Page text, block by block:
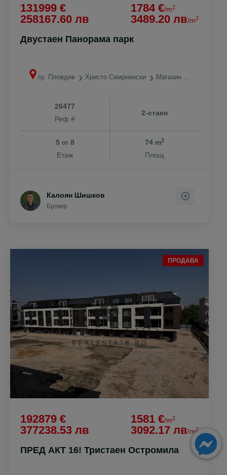
131999 €
258167.60 лв
1784 €/m2
3489.20 лв/m2
Двустаен Панорама парк
гр. Пловдив Христо Смирненски Магазин ЛИДЛ
26477
Реф #
2-стаен
5 от8
Етаж
74 m2
Площ
Калоян Шишков
Брокер
ПРОДАВА
192879 €
377238.53 лв
1581 €/m2
3092.17 лв/m2
ПРЕД АКТ 16! Тристаен Остромила